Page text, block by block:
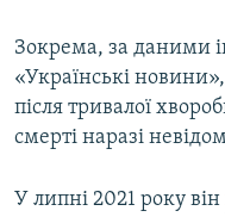
Зокрема, за даними
«Українські
після тривалої
смерті наразі
У липні 2021 року він